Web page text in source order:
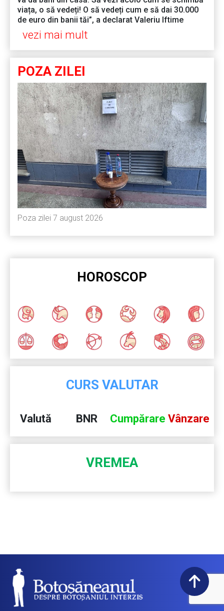
viața, o să vedeți! O să vedeți cum e să dai 30.000
de euro din banii tăi”, a declarat Valeriu Iftime
vezi mai mult
POZA ZILEI
Poza zilei 7 august 2026
HOROSCOP
CURS VALUTAR
Valută BNR Cumpărare Vânzare
VREMEA